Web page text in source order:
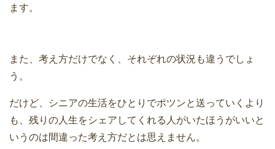
ます。
また、考え方だけでなく、それぞれの状況も違うでしょ
う。
だけど、シニアの生活をひとりでポツンと送っていくより
も、残りの人生をシェアしてくれる人がいたほうがいいと
いうのは間違った考え方だとは思えません。